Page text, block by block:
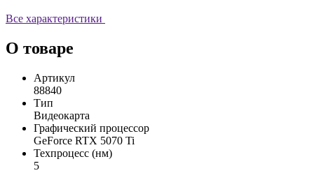
Все характеристики
О товаре
Артикул
88840
Тип
Видеокарта
Графический процессор
GeForce RTX 5070 Ti
Техпроцесс (нм)
5